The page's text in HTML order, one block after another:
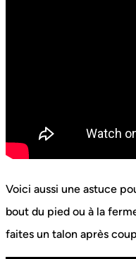
Voici aussi une astuce
bout du pied ou à la
faites un talon après